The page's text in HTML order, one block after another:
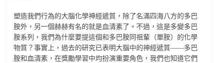
塑造我們行為的大腦化學神經遞質，除了名滿四海八方的多巴
胺外，另一個赫赫有名的就是血清素了。不過，這是多變多巴
胺系列，我們為什麼要提這個和多巴胺同祖輩（單胺）的化學
物質？事實上，過去的研究已表明大腦中的神經遞質——多巴
胺和血清素，在獎勵學習中均扮演重要角色，我們也知道它們